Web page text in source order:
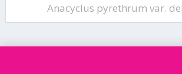
Anacyclus pyrethrum var.